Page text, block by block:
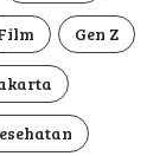
Gen Z